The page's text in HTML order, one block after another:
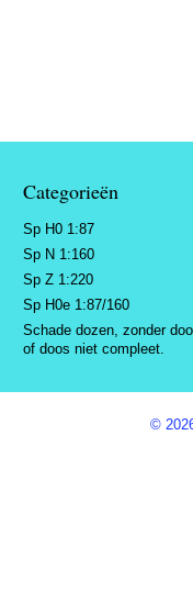
Categorieën
Sp H0 1:87
Sp N 1:160
Sp Z 1:220
Sp H0e 1:87/160
Schade dozen, zonder
of doos niet compleet.
©